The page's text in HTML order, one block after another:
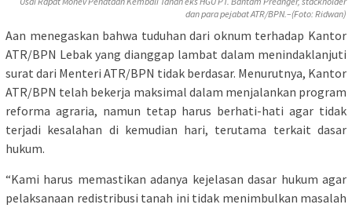
dan para pejabat ATR/BPN.–(Foto: Ridwan)
Aan menegaskan bahwa tuduhan dari oknum terhadap Kantor
ATR/BPN Lebak yang dianggap lambat dalam menindaklanjuti
surat dari Menteri ATR/BPN tidak berdasar. Menurutnya, Kantor
ATR/BPN telah bekerja maksimal dalam menjalankan program
reforma agraria, namun tetap harus berhati-hati agar tidak
terjadi kesalahan di kemudian hari, terutama terkait dasar
hukum.
“Kami harus memastikan adanya kejelasan dasar hukum agar
pelaksanaan redistribusi tanah ini tidak menimbulkan masalah